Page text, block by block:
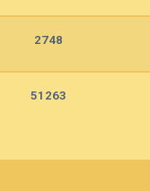
2748
51263